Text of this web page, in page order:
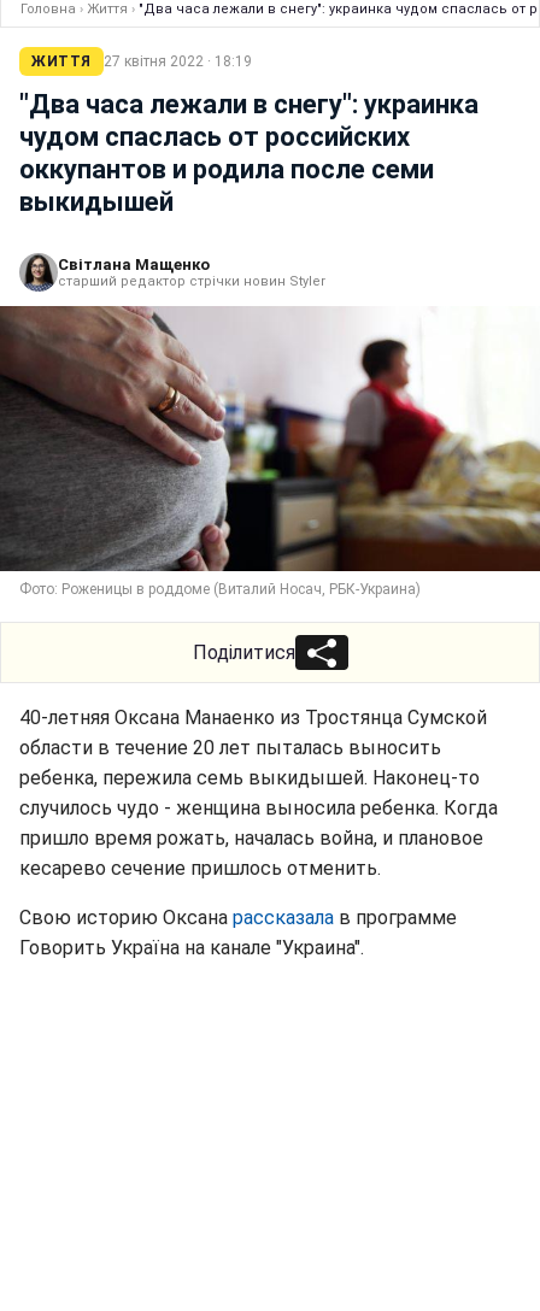
Головна › Життя › "Два часа лежали в снегу": украинка чудом спаслась
ЖИТТЯ 27 квітня 2022 · 18:19
"Два часа лежали в снегу": украинка
чудом спаслась от российских
оккупантов и родила после семи
выкидышей
Світлана Мащенко
старший редактор стрічки новин Styler
Фото: Роженицы в роддоме (Виталий Носач, РБК-Украина)
Поділитися
40-летняя Оксана Манаенко из Тростянца Сумской
области в течение 20 лет пыталась выносить
ребенка, пережила семь выкидышей. Наконец-то
случилось чудо - женщина выносила ребенка. Когда
пришло время рожать, началась война, и плановое
кесарево сечение пришлось отменить.
Свою историю Оксана рассказала в программе
Говорить Україна на канале "Украина".